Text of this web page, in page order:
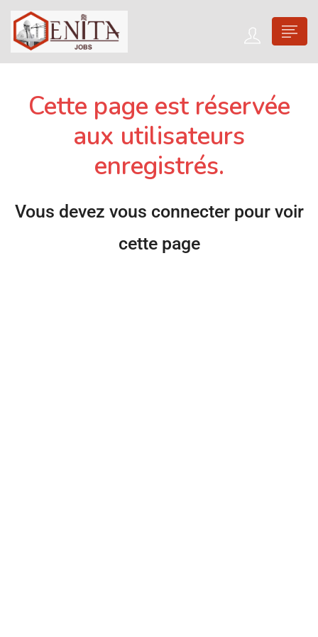
Cette page est réservée
aux utilisateurs
enregistrés.
Vous devez vous connecter pour voir
cette page